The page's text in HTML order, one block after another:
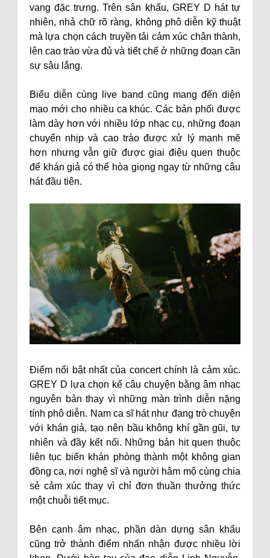
vang đặc trưng. Trên sân khấu, GREY D hát tự
nhiên, nhả chữ rõ ràng, không phô diễn kỹ thuật
mà lựa chọn cách truyền tải cảm xúc chân thành,
lên cao trào vừa đủ và tiết chế ở những đoạn cần
sự sâu lắng.
Biểu diễn cùng live band cũng mang đến diện
mạo mới cho nhiều ca khúc. Các bản phối được
làm dày hơn với nhiều lớp nhạc cụ, những đoạn
chuyển nhịp và cao trào được xử lý mạnh mẽ
hơn nhưng vẫn giữ được giai điệu quen thuộc
để khán giả có thể hòa giọng ngay từ những câu
hát đầu tiên.
Điểm nổi bật nhất của concert chính là cảm xúc.
GREY D lựa chọn kể câu chuyện bằng âm nhạc
nguyên bản thay vì những màn trình diễn nặng
tính phô diễn. Nam ca sĩ hát như đang trò chuyện
với khán giả, tạo nên bầu không khí gần gũi, tự
nhiên và đầy kết nối. Những bản hit quen thuộc
liên tục biến khán phòng thành một không gian
đồng ca, nơi nghệ sĩ và người hâm mộ cùng chia
sẻ cảm xúc thay vì chỉ đơn thuần thưởng thức
một chuỗi tiết mục.
Bên cạnh âm nhạc, phần dàn dựng sân khấu
cũng trở thành điểm nhấn nhận được nhiều lời